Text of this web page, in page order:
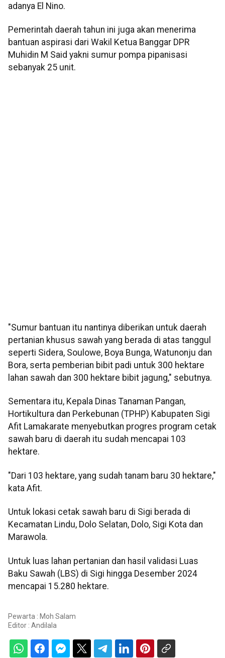
adanya El Nino.
Pemerintah daerah tahun ini juga akan menerima
bantuan aspirasi dari Wakil Ketua Banggar DPR
Muhidin M Said yakni sumur pompa pipanisasi
sebanyak 25 unit.
"Sumur bantuan itu nantinya diberikan untuk daerah
pertanian khusus sawah yang berada di atas tanggul
seperti Sidera, Soulowe, Boya Bunga, Watunonju dan
Bora, serta pemberian bibit padi untuk 300 hektare
lahan sawah dan 300 hektare bibit jagung," sebutnya.
Sementara itu, Kepala Dinas Tanaman Pangan,
Hortikultura dan Perkebunan (TPHP) Kabupaten Sigi
Afit Lamakarate menyebutkan progres program cetak
sawah baru di daerah itu sudah mencapai 103
hektare.
"Dari 103 hektare, yang sudah tanam baru 30 hektare,"
kata Afit.
Untuk lokasi cetak sawah baru di Sigi berada di
Kecamatan Lindu, Dolo Selatan, Dolo, Sigi Kota dan
Marawola.
Untuk luas lahan pertanian dan hasil validasi Luas
Baku Sawah (LBS) di Sigi hingga Desember 2024
mencapai 15.280 hektare.
Pewarta : Moh Salam
Editor : Andilala